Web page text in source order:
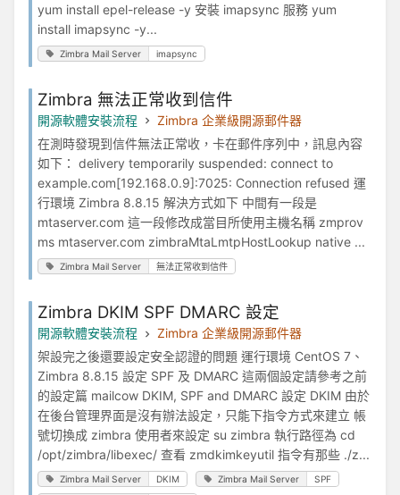
yum install epel-release -y 安裝 imapsync 服務 yum
install imapsync -y...
Zimbra Mail Server imapsync
Zimbra 無法正常收到信件
開源軟體安裝流程
Zimbra 企業級開源郵件器
在測時發現到信件無法正常收，卡在郵件序列中，訊息內容
如下： delivery temporarily suspended: connect to
example.com[192.168.0.9]:7025: Connection refused 運
行環境 Zimbra 8.8.15 解決方式如下 中間有一段是
mtaserver.com 這一段修改成當目所使用主機名稱 zmprov
ms mtaserver.com zimbraMtaLmtpHostLookup native ...
Zimbra Mail Server 無法正常收到信件
Zimbra DKIM SPF DMARC 設定
開源軟體安裝流程
Zimbra 企業級開源郵件器
架設完之後還要設定安全認證的問題 運行環境 CentOS 7、
Zimbra 8.8.15 設定 SPF 及 DMARC 這兩個設定請參考之前
的設定篇 mailcow DKIM, SPF and DMARC 設定 DKIM 由於
在後台管理界面是沒有辦法設定，只能下指令方式來建立 帳
號切換成 zimbra 使用者來設定 su zimbra 執行路徑為 cd
/opt/zimbra/libexec/ 查看 zmdkimkeyutil 指令有那些 ./z...
Zimbra Mail Server DKIM Zimbra Mail Server SPF